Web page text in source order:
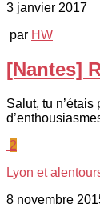
3 janvier 2017
par HW
[Nantes]
Salut, tu
2
Lyon et
8 novembre